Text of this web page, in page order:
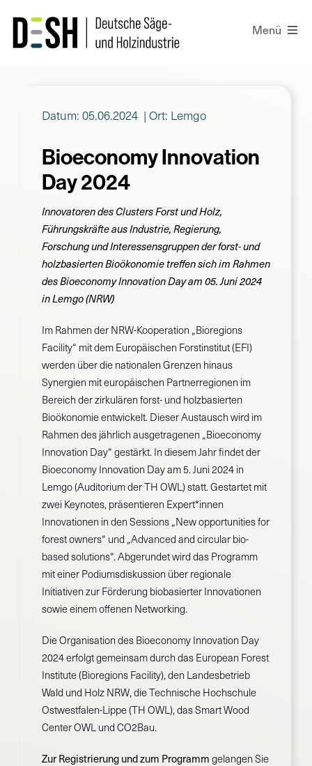
Inhalt
springen
Menü
Presse
Projekte
Positionen
Kontakt
Login
Datum: 05.06.2024 | Ort: Lemgo
Bioeconomy Innovation
Day 2024
Innovatoren des Clusters Forst und Holz,
Führungskräfte aus Industrie, Regierung,
Forschung und Interessensgruppen der forst- und
holzbasierten Bioökonomie treffen sich im Rahmen
des Bioeconomy Innovation Day am 05. Juni 2024
in Lemgo (NRW)
Im Rahmen der NRW-Kooperation „Bioregions
Facility“ mit dem Europäischen Forstinstitut (EFI)
werden über die nationalen Grenzen hinaus
Synergien mit europäischen Partnerregionen im
Bereich der zirkulären forst- und holzbasierten
Bioökonomie entwickelt. Dieser Austausch wird im
Rahmen des jährlich ausgetragenen „Bioeconomy
Innovation Day“ gestärkt. In diesem Jahr findet der
Bioeconomy Innovation Day am 5. Juni 2024 in
Lemgo (Auditorium der TH OWL) statt. Gestartet mit
zwei Keynotes, präsentieren Expert*innen
Innovationen in den Sessions „New opportunities for
forest owners“ und „Advanced and circular bio-
based solutions“. Abgerundet wird das Programm
mit einer Podiumsdiskussion über regionale
Initiativen zur Förderung biobasierter Innovationen
sowie einem offenen Networking.
Die Organisation des Bioeconomy Innovation Day
2024 erfolgt gemeinsam durch das European Forest
Institute (Bioregions Facility), den Landesbetrieb
Wald und Holz NRW, die Technische Hochschule
Ostwestfalen-Lippe (TH OWL), das Smart Wood
Center OWL und CO2Bau.
Zur Registrierung und zum Programm gelangen Sie